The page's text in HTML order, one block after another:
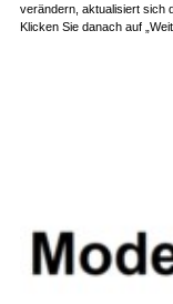
verändern, aktualisiert sich
Klicken Sie danach auf